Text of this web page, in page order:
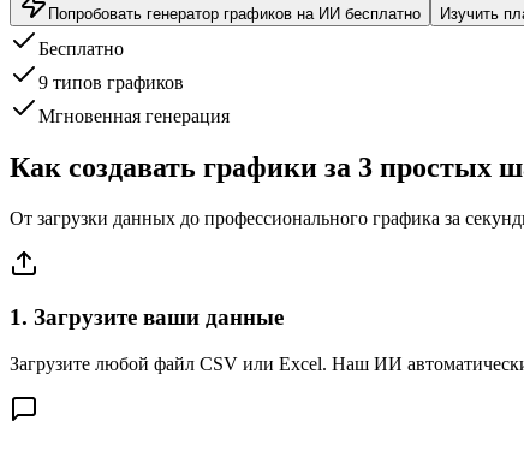
Попробовать генератор графиков на ИИ бесплатно Изучить
Бесплатно
9 типов графиков
Мгновенная генерация
Как создавать графики за 3 простых
От загрузки данных до профессионального графика за
1. Загрузите ваши данные
Загрузите любой файл CSV или Excel. Наш ИИ